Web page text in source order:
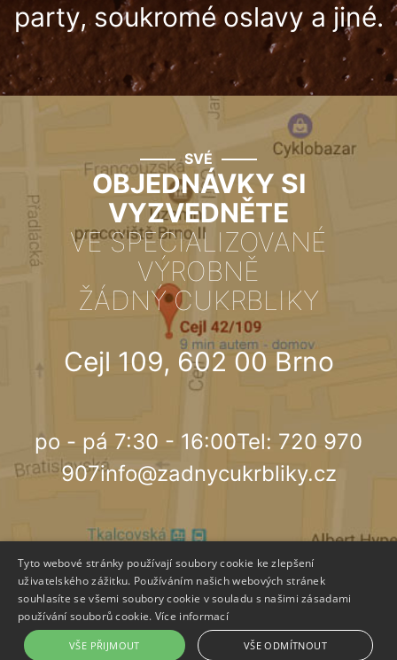
party, soukromé oslavy a jiné.
SVÉ
OBJEDNÁVKY SI
VYZVEDNĚTE
VE SPECIALIZOVANÉ
VÝROBNĚ
ŽÁDNÝ CUKRBLIKY
Cejl 109, 602 00 Brno
po - pá 7:30 - 16:00Tel: 720 970
907info@zadnycukrbliky.cz
© 2018, ŽÁDNÝ CUKRBLIKY - Poctivá domácí výrobna
cukrovinek a zákusků
Created byentity production
Tyto webové stránky používají soubory cookie ke zlepšení
uživatelského zážitku. Používáním našich webových stránek
souhlasíte se všemi soubory cookie v souladu s našimi zásadami
používání souborů cookie. Více informací
VŠE PŘIJMOUT VŠE ODMÍTNOUT